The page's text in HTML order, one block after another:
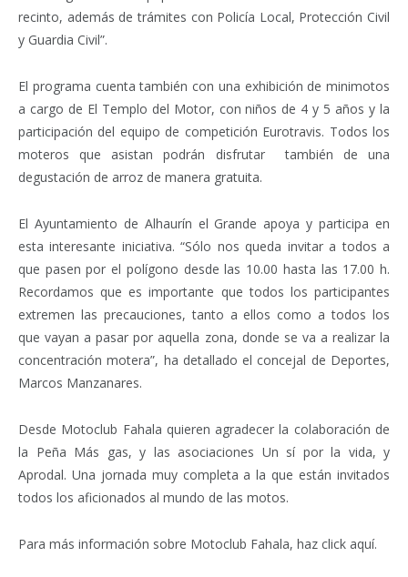
recinto, además de trámites con Policía Local, Protección Civil
y Guardia Civil”.
El programa cuenta también con una exhibición de minimotos
a cargo de El Templo del Motor, con niños de 4 y 5 años y la
participación del equipo de competición Eurotravis. Todos los
moteros que asistan podrán disfrutar también de una
degustación de arroz de manera gratuita.
El Ayuntamiento de Alhaurín el Grande apoya y participa en
esta interesante iniciativa. “Sólo nos queda invitar a todos a
que pasen por el polígono desde las 10.00 hasta las 17.00 h.
Recordamos que es importante que todos los participantes
extremen las precauciones, tanto a ellos como a todos los
que vayan a pasar por aquella zona, donde se va a realizar la
concentración motera”, ha detallado el concejal de Deportes,
Marcos Manzanares.
Desde Motoclub Fahala quieren agradecer la colaboración de
la Peña Más gas, y las asociaciones Un sí por la vida, y
Aprodal. Una jornada muy completa a la que están invitados
todos los aficionados al mundo de las motos.
Para más información sobre Motoclub Fahala, haz click aquí.